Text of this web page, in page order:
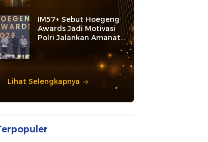
IM57+ Sebut Hoegeng
Awards Jadi Motivasi
Polri Jalankan Amanat
Lihat Selengkapnya